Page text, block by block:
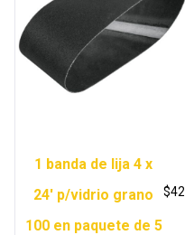
1 banda de lija 4 x
24′ p/vidrio grano
100 en paquete de 5
$42